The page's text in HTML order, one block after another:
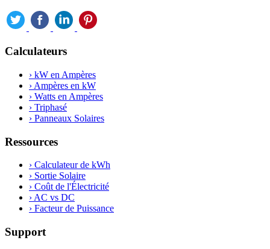
Calculateurs
› kW en Ampères
› Ampères en kW
› Watts en Ampères
› Triphasé
› Panneaux Solaires
Ressources
› Calculateur de kWh
› Sortie Solaire
› Coût de l'Électricité
› AC vs DC
› Facteur de Puissance
Support